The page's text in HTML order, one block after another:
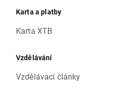
Karta a platby
Karta XTB
Vzdělávání
Vzdělávací články